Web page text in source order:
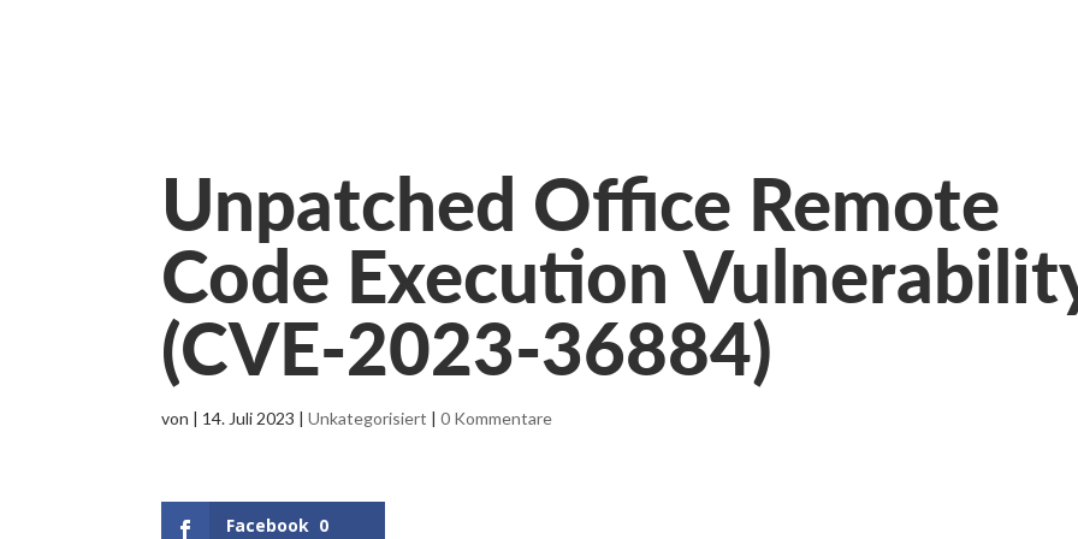
Unpatched Office Remote
Code Execution
(CVE-2023-36884)
von | 14. Juli 2023 |Unkategorisiert |0 Kommentare
Facebook 0